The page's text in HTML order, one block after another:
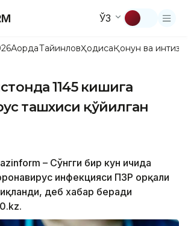
ЎЗ
АқордаТайинловҲодисаҚонун ва
1145 кишига
ташхиси қўйилган
– Сўнгги бир кун ичида
инфекцияси ПЗР орқали
деб хабар беради